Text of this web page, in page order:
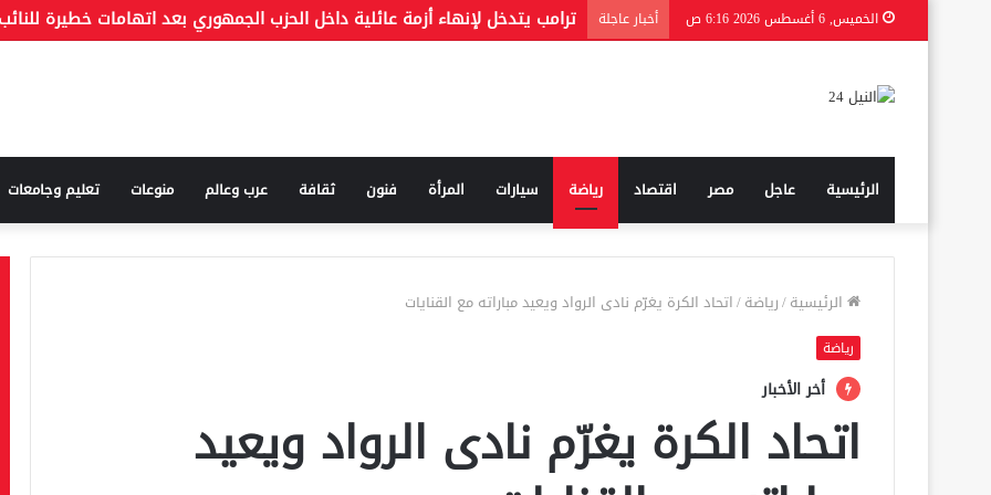
الخميس, 6 أغسطس 2026 6:16 ص أخبار عاجلة
الرئيسية عاجل مصر اقتصاد رياضة سيارات المرأة فنون ثقافة عرب وعالم منوعات تعليم وجامعات
الرئيسية/رياضة/اتحاد الكرة يغرّم نادى الرواد ويعيد مباراته مع القنايات
رياضة
أخر الأخبار
اتحاد الكرة يغرّم نادى الرواد ويعيد